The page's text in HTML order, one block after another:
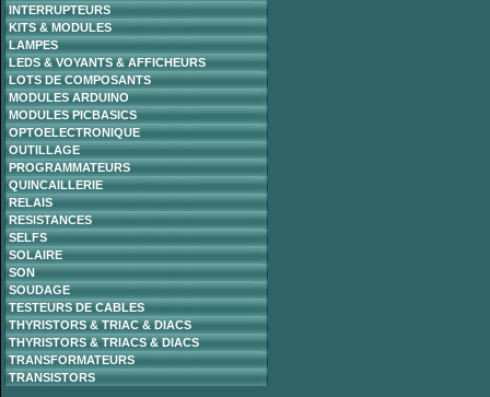
INTERRUPTEURS
KITS & MODULES
LAMPES
LEDS & VOYANTS & AFFICHEURS
LOTS DE COMPOSANTS
MODULES ARDUINO
MODULES PICBASICS
OPTOELECTRONIQUE
OUTILLAGE
PROGRAMMATEURS
QUINCAILLERIE
RELAIS
RESISTANCES
SELFS
SOLAIRE
SON
SOUDAGE
TESTEURS DE CABLES
THYRISTORS & TRIAC & DIACS
THYRISTORS & TRIACS & DIACS
TRANSFORMATEURS
TRANSISTORS